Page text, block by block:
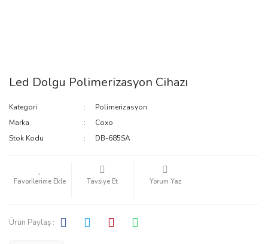
Led Dolgu Polimerizasyon Cihazı
Kategori
Polimerizasyon
Marka
Coxo
Stok Kodu
DB-685SA
Tavsiye Et Yorum Yaz
Ürün Paylaş :